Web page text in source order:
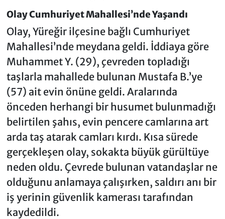
Olay Cumhuriyet Mahallesi’nde Yaşandı
Olay, Yüreğir ilçesine bağlı Cumhuriyet
Mahallesi’nde meydana geldi. İddiaya göre
Muhammet Y. (29), çevreden topladığı
taşlarla mahallede bulunan Mustafa B.’ye
(57) ait evin önüne geldi. Aralarında
önceden herhangi bir husumet bulunmadığı
belirtilen şahıs, evin pencere camlarına art
arda taş atarak camları kırdı. Kısa sürede
gerçekleşen olay, sokakta büyük gürültüye
neden oldu. Çevrede bulunan vatandaşlar ne
olduğunu anlamaya çalışırken, saldırı anı bir
iş yerinin güvenlik kamerası tarafından
kaydedildi.